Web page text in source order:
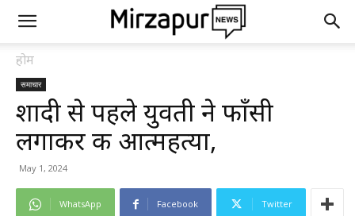
होम
समाचार
शादी से पहले युवती ने फाँसी
लगाकर की आत्महत्या,
May 1, 2024
WhatsApp Facebook Twitter